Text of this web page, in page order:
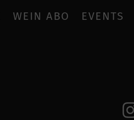
WEIN ABO EVENTS